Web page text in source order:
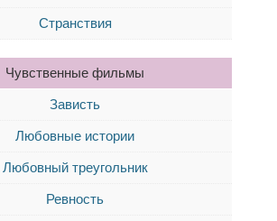
Странствия
Чувственные фильмы
Зависть
Любовные истории
Любовный треугольник
Ревность